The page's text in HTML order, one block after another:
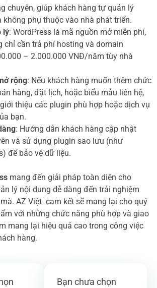
chuyên, giúp khách hàng tự quản lý
không phụ thuộc vào nhà phát triển.
lý: WordPress là mã nguồn mở miễn phí,
chỉ cần trả phí hosting và domain
– 2.000.000 VNĐ/năm tùy nhà
rộng: Nếu khách hàng muốn thêm chức
hàng, đặt lịch, hoặc biểu mẫu liên hệ,
thiệu các plugin phù hợp hoặc dịch vụ
bạn.
: Hướng dẫn khách hàng cập nhật
và sử dụng plugin sao lưu (như
để bảo vệ dữ liệu.
mang đến giải pháp toàn diện cho
lý nội dung dễ dàng đến trải nghiệm
AZ Việt cam kết sẽ mang lại cho quý
với những chức năng phù hợp và giao
mang lại hiệu quả cao trong công việc
hàng.
Bạn chưa chọn